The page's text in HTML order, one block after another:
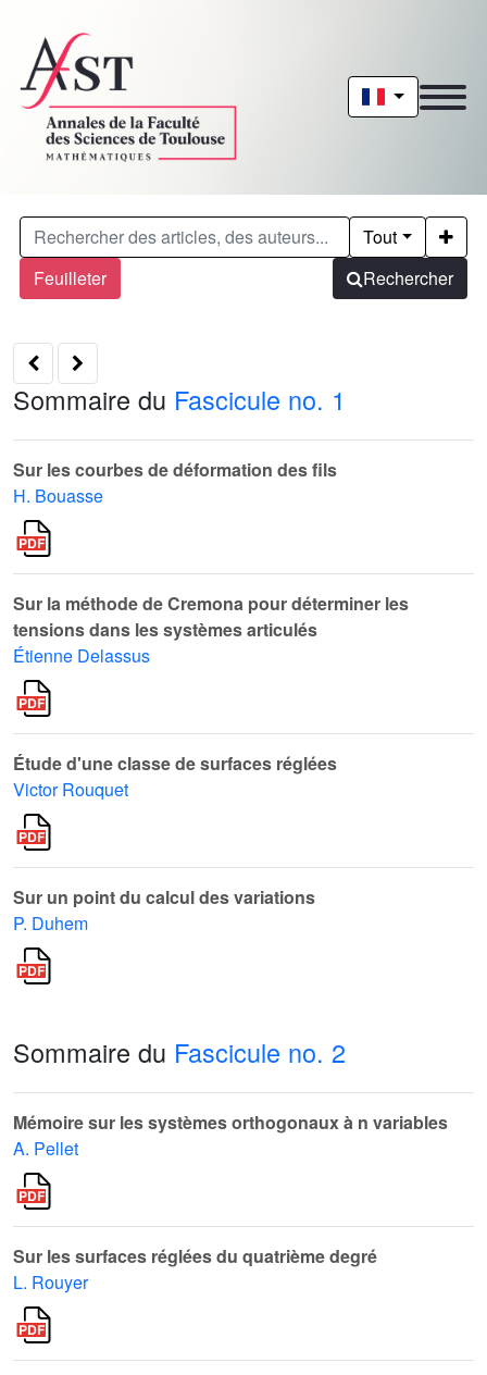
Feuilleter
Tout
Rechercher
Sommaire du Fascicule no. 1
Sur les courbes de déformation des fils
H. Bouasse
Sur la méthode de Cremona pour déterminer les
tensions dans les systèmes articulés
Étienne Delassus
Étude d'une classe de surfaces réglées
Victor Rouquet
Sur un point du calcul des variations
P. Duhem
Sommaire du Fascicule no. 2
Mémoire sur les systèmes orthogonaux à n variables
A. Pellet
Sur les surfaces réglées du quatrième degré
L. Rouyer